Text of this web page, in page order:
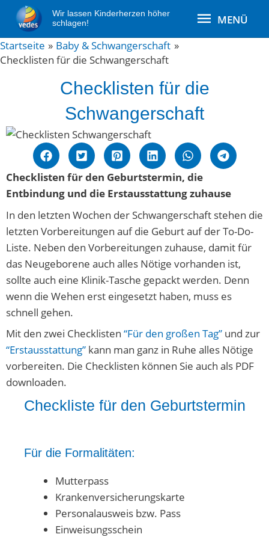
Zum
Inhalt
springen
Wir lassen Kinderherzen höher
schlagen!
MENÜ
MENÜ
Startseite
Baby & Schwangerschaft
Checklisten für die Schwangerschaft
Checklisten für die
Schwangerschaft
Checklisten für den Geburtstermin, die
Entbindung und die Erstausstattung zuhause
In den letzten Wochen der Schwangerschaft stehen die
letzten Vorbereitungen auf die Geburt auf der To-Do-
Liste. Neben den Vorbereitungen zuhause, damit für
das Neugeborene auch alles Nötige vorhanden ist,
sollte auch eine Klinik-Tasche gepackt werden. Denn
wenn die Wehen erst eingesetzt haben, muss es
schnell gehen.
Mit den zwei Checklisten “Für den großen Tag” und zur
“Erstausstattung” kann man ganz in Ruhe alles Nötige
vorbereiten. Die Checklisten können Sie auch als PDF
downloaden.
Checkliste für den Geburtstermin
Für die Formalitäten:
Mutterpass
Krankenversicherungskarte
Personalausweis bzw. Pass
Einweisungsschein
Post
navigation